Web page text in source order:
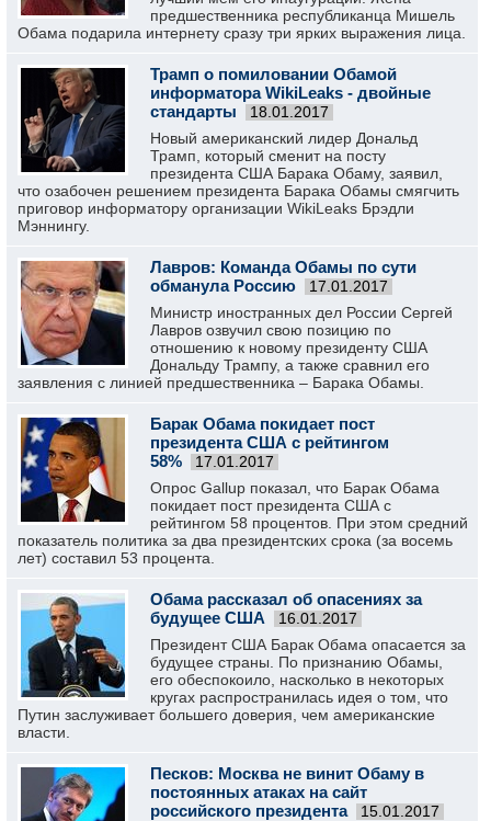
предшественника республиканца Мишель
Обама подарила интернету сразу три ярких выражения лица.
Трамп о помиловании Обамой
информатора WikiLeaks - двойные
стандарты
18.01.2017
Новый американский лидер Дональд
Трамп, который сменит на посту
президента США Барака Обаму, заявил,
что озабочен решением президента Барака Обамы смягчить
приговор информатору организации WikiLeaks Брэдли
Мэннингу.
Лавров: Команда Обамы по сути
обманула Россию
17.01.2017
Министр иностранных дел России Сергей
Лавров озвучил свою позицию по
отношению к новому президенту США
Дональду Трампу, а также сравнил его
заявления с линией предшественника – Барака Обамы.
Барак Обама покидает пост
президента США с рейтингом
58%
17.01.2017
Опрос Gallup показал, что Барак Обама
покидает пост президента США с
рейтингом 58 процентов. При этом средний
показатель политика за два президентских срока (за восемь
лет) составил 53 процента.
Обама рассказал об опасениях за
будущее США
16.01.2017
Президент США Барак Обама опасается за
будущее страны. По признанию Обамы,
его обеспокоило, насколько в некоторых
кругах распространилась идея о том, что
Путин заслуживает большего доверия, чем американские
власти.
Песков: Москва не винит Обаму в
постоянных атаках на сайт
российского президента
15.01.2017